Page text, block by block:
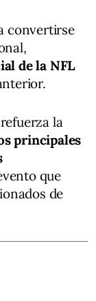
convertirse
de la NFL
la
principales
que
de